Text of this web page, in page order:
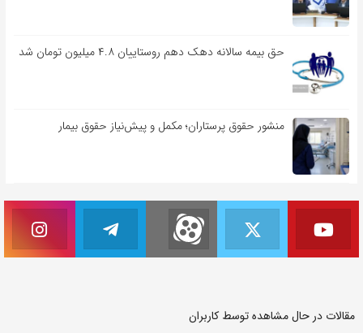
حق بیمه سالانه دهک دهم روستاییان ۴.۸ میلیون تومان شد
منشور حقوق پرستاران؛ مکمل و پیش‌نیاز حقوق بیمار
مقالات در حال مشاهده توسط کاربران